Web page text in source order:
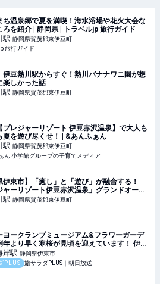
ち温泉郷で夏を満喫！海水浴場や花火大会な
ろを紹介 | 静岡県 | トラベルjp 旅行ガイド
駅 静岡県賀茂郡東伊豆町
旅行ガイド
伊豆熱川駅からすぐ！熱川バナナワニ園が想
楽しかった話
駅 静岡県賀茂郡東伊豆町
プレジャーリゾート 伊豆赤沢温泉】で大人も
夏を遊び尽くせ！ | &あんふぁん
駅 静岡県賀茂郡東伊豆町
ん 小学館グループの子育てメディア
伊東市】「癒し」と「遊び」が融合する！
ャーリゾート伊豆赤沢温泉」グランドオープ
ナ
駅 静岡県賀茂郡東伊豆町
ヨークランプミュージアム&フラワーガーデ
年より早く寒桜が見頃を迎えています！ 伊
崎海岸で春の足音を感じよう♪
岸駅 静岡県伊東市
PLUS
旅サラダPLUS｜朝日放送